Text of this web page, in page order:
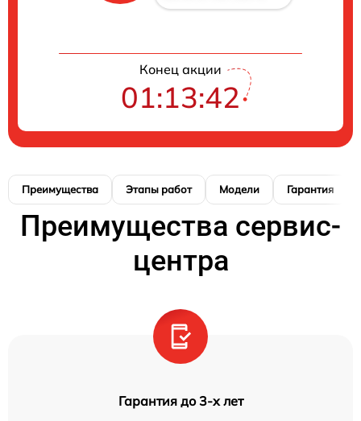
Конец акции
01:13:42
Преимущества Этапы работ Модели Гарантия
Преимущества сервис-
центра
Гарантия до 3-х лет